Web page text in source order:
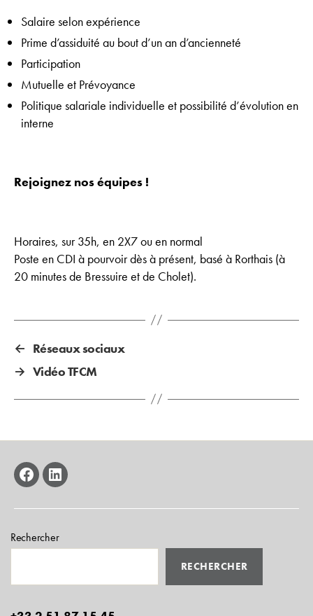
Salaire selon expérience
Prime d’assiduité au bout d’un an d’ancienneté
Participation
Mutuelle et Prévoyance
Politique salariale individuelle et possibilité d’évolution en
interne
Rejoignez nos équipes !
Horaires, sur 35h, en 2X7 ou en normal
Poste en CDI à pourvoir dès à présent, basé à Rorthais (à
20 minutes de Bressuire et de Cholet).
← Réseaux sociaux
→ Vidéo TFCM
facebooklinkedin
Rechercher
RECHERCHER